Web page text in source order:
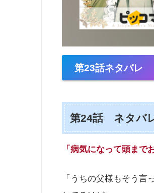
第23話ネタバレ
第24話 ネタバ
「病気になって頭まで
「うちの父様もそう